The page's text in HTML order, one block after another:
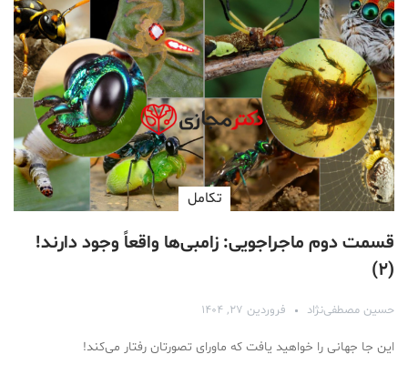
تكامل
قسمت دوم ماجراجویی: زامبی‌ها واقعاً وجود دارند!
(۲)
حسین مصطفی‌نژاد فروردین ۲۷, ۱۴۰۴
این جا جهانی را خواهید یافت که ما‌ورای تصورتان رفتار می‌کند!